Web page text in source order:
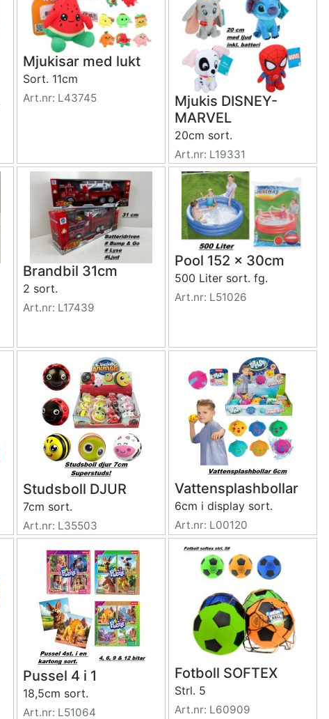
Mjukisar med lukt
Sort. 11cm
Art.nr: L43745
Mjukis DISNEY-
MARVEL
20cm sort.
Art.nr: L19331
Brandbil 31cm
2 sort.
Art.nr: L17439
Pool 152 x 30cm
500 Liter sort. fg.
Art.nr: L51026
Studsboll DJUR
7cm sort.
Art.nr: L35503
Vattensplashbollar
6cm i display sort.
Art.nr: L00120
Pussel 4 i 1
18,5cm sort.
Art.nr: L51064
Fotboll SOFTEX
Strl. 5
Art.nr: L60909